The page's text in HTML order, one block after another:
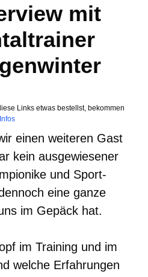
mit
Links etwas bestellst, bekommen
einen weiteren Gast
kein ausgewiesener
und Sport-
eine ganze
im Gepäck hat.
im Training und im
welche Erfahrungen